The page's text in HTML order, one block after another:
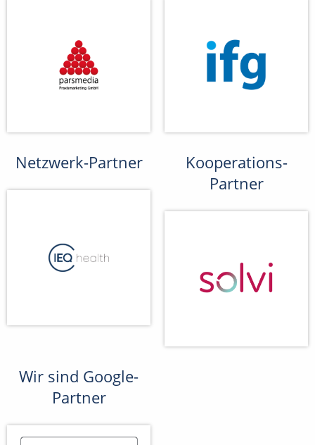
Netzwerk-Partner
Kooperations-
Partner
Wir sind Google-
Partner